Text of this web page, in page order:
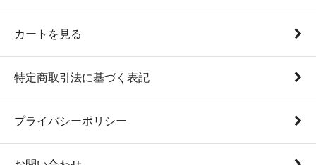
カートを見る
特定商取引法に基づく表記
プライバシーポリシー